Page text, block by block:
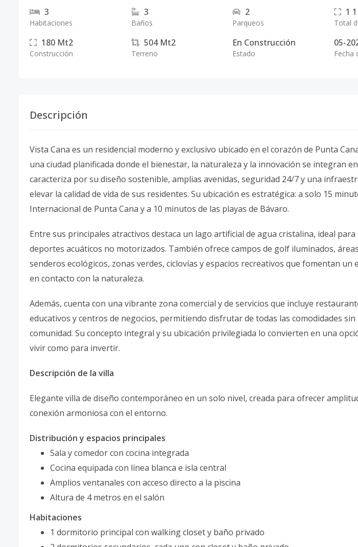
3
Habitaciones
3
Baños
2
Parqueos
1 1
Total
180 Mt2
Construcción
504 Mt2
Terreno
En Construcción
Estado
05-
Fecha
Descripción
Vista Cana es un residencial moderno y exclusivo ubicado en el corazón de Punta
una ciudad planificada donde el bienestar, la naturaleza y la innovación se integran
caracteriza por su diseño sostenible, amplias avenidas, seguridad 24/7 y una
elevar la calidad de vida de sus residentes. Su ubicación es estratégica: a solo 15
Internacional de Punta Cana y a 10 minutos de las playas de Bávaro.
Entre sus principales atractivos destaca un lago artificial de agua cristalina, ideal
deportes acuáticos no motorizados. También ofrece campos de golf iluminados,
senderos ecológicos, zonas verdes, ciclovías y espacios recreativos que fomentan un
en contacto con la naturaleza.
Además, cuenta con una vibrante zona comercial y de servicios que incluye
educativos y centros de negocios, permitiendo disfrutar de todas las comodidades sin
comunidad. Su concepto integral y su ubicación privilegiada lo convierten en una
vivir como para invertir.
Descripción de la villa
Elegante villa de diseño contemporáneo en un solo nivel, creada para ofrecer
conexión armoniosa con el entorno.
Distribución y espacios principales
Sala y comedor con cocina integrada
Cocina equipada con línea blanca e isla central
Amplios ventanales con acceso directo a la piscina
Altura de 4 metros en el salón
Habitaciones
1 dormitorio principal con walking closet y baño privado